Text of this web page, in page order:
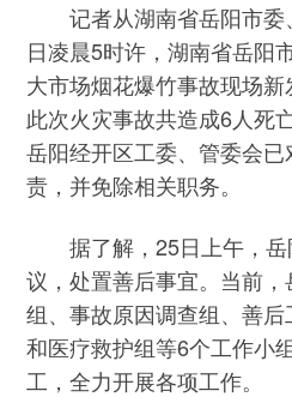
记者从湖南省岳阳市委
日凌晨5时许，湖南省岳阳
大市场烟花爆竹事故现场新
此次火灾事故共造成6人死
岳阳经开区工委、管委会
责，并免除相关职务。
据了解，25日上午，岳
议，处置善后事宜。当前
组、事故原因调查组、善
和医疗救护组等6个工作小
工，全力开展各项工作。